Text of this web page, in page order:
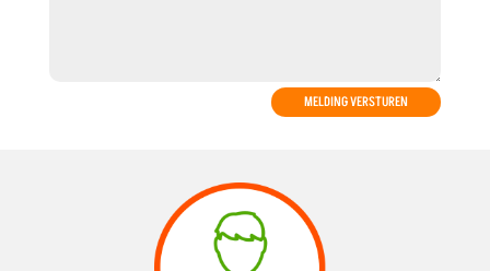
MELDING VERSTUREN